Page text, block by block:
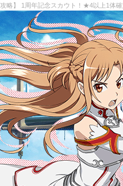
攻略】 1周年記念スカウト！★4以上1